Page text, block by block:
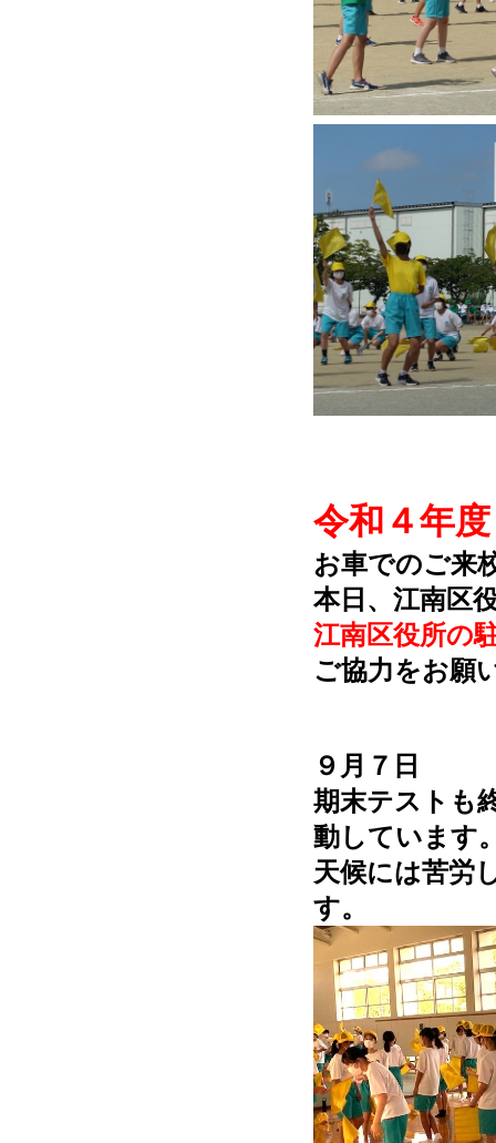
令和４年
お車でのご来
本日、江南区
江南区役所の
ご協力をお願
９月７日
期末テストも
動しています
天候には苦労
す。